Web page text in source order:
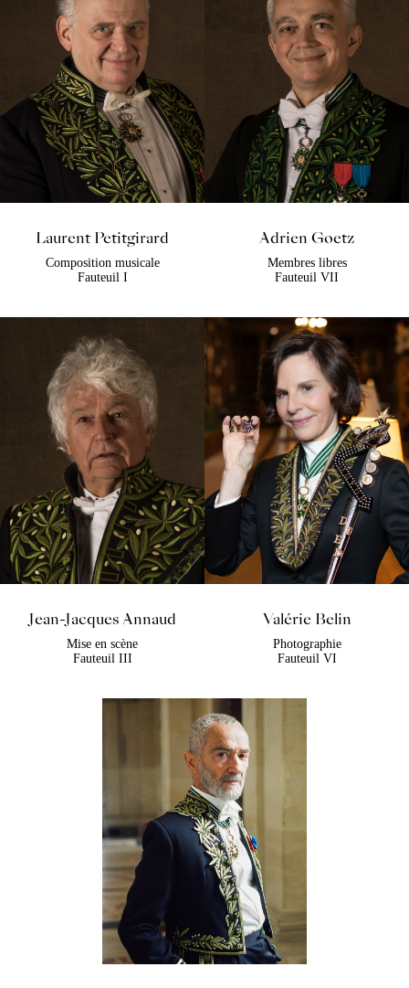
Laurent Petitgirard
Composition musicale
Fauteuil I
Adrien Goetz
Membres libres
Fauteuil VII
Jean-Jacques Annaud
Mise en scène
Fauteuil III
Valérie Belin
Photographie
Fauteuil VI